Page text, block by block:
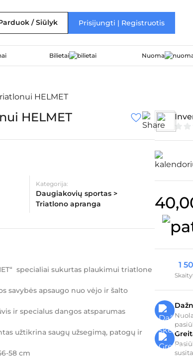
/ Siūlyk Prisijungti | Registruotis
Bilietai Nuoma
HELMET
HELMET
Kategorija:
Daugiakovių sportas >
Triatlono apranga
specialiai sukurtas plaukimui triatlone
savybės apsaugo nuo vėjo ir šalto
ir specialus dangos atsparumas
užtikrina saugų užsegimą, patogų ir
58 cm
1